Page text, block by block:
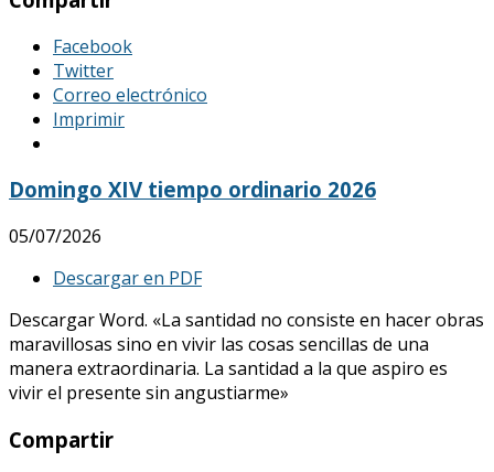
Facebook
Twitter
Correo electrónico
Imprimir
Domingo XIV tiempo ordinario 2026
05/07/2026
Descargar en PDF
Descargar Word. «La santidad no consiste en hacer obras
maravillosas sino en vivir las cosas sencillas de una
manera extraordinaria. La santidad a la que aspiro es
vivir el presente sin angustiarme»
Compartir